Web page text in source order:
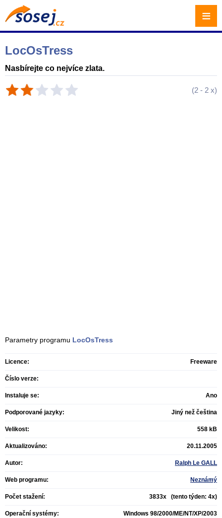
LocOsTress
Nasbírejte co nejvíce zlata.
(2 - 2 x)
Parametry programu LocOsTress
Licence: Freeware
Číslo verze:
Instaluje se: Ano
Podporované jazyky: Jiný než čeština
Velikost: 558 kB
Aktualizováno: 20.11.2005
Autor: Ralph Le GALL
Web programu: Neznámý
Počet stažení: 3833x (tento týden: 4x)
Operační systémy: Windows 98/2000/ME/NT/XP/2003
≡